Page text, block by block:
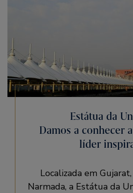
Estátua da
Damos a conhecer
líder
Localizada em
Narmada, a Estátua da